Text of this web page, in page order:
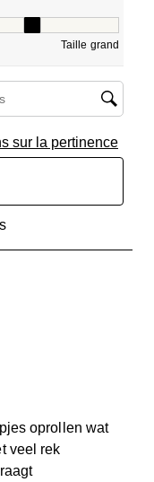
Taille grand
sur la pertinence
oprollen wat
veel rek